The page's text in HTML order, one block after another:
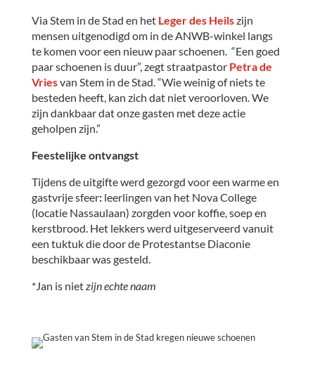
Via Stem in de Stad en het Leger des Heilszijn
mensen uitgenodigd om in de ANWB-winkel langs
te komen voor een nieuw paar schoenen. “Een goed
paar schoenen is duur”, zegt straatpastor Petra de
Vriesvan Stem in de Stad. “Wie weinig of niets te
besteden heeft, kan zich dat niet veroorloven. We
zijn dankbaar dat onze gasten met deze actie
geholpen zijn.”
Feestelijke ontvangst
Tijdens de uitgifte werd gezorgd voor een warme en
gastvrije sfeer: leerlingen van het Nova College
(locatie Nassaulaan) zorgden voor koffie, soep en
kerstbrood. Het lekkers werd uitgeserveerd vanuit
een tuktuk die door de Protestantse Diaconie
beschikbaar was gesteld.
*Jan is nietzijn echte naam